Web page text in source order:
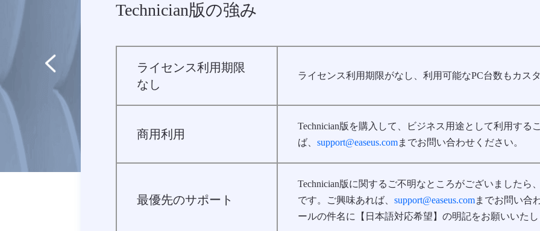
で
す
Technician版の強み
ライセンス利用期限
なし
ライセンス利用期限がなし、利用可能なPC台数もカス
商用利用
Technician版を購入して、ビジネス用途として利用する
ば、 support@easeus.comまでお問い合わせください。
最優先のサポート
Technician版に関するご不明なところがございましたら
です。ご興味あれば、 support@easeus.comまでお問い合
ールの件名に【日本語対応希望】の明記をお願いいたし